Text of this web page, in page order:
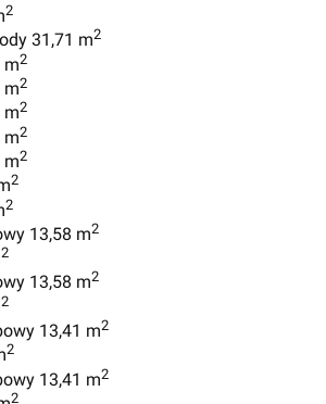
2
31,71 m2
m2
m2
m2
m2
m2
2
2
13,58 m2
2
13,58 m2
2
13,41 m2
2
13,41 m2
2